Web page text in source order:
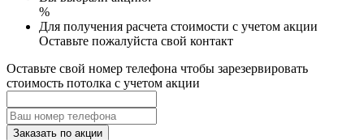
%
Для получения расчета стоимости с учетом акции
Оставьте пожалуйста свой контакт
Оставьте свой номер телефона чтобы зарезервировать
стоимость потолка с учетом акции
Заказать по акции